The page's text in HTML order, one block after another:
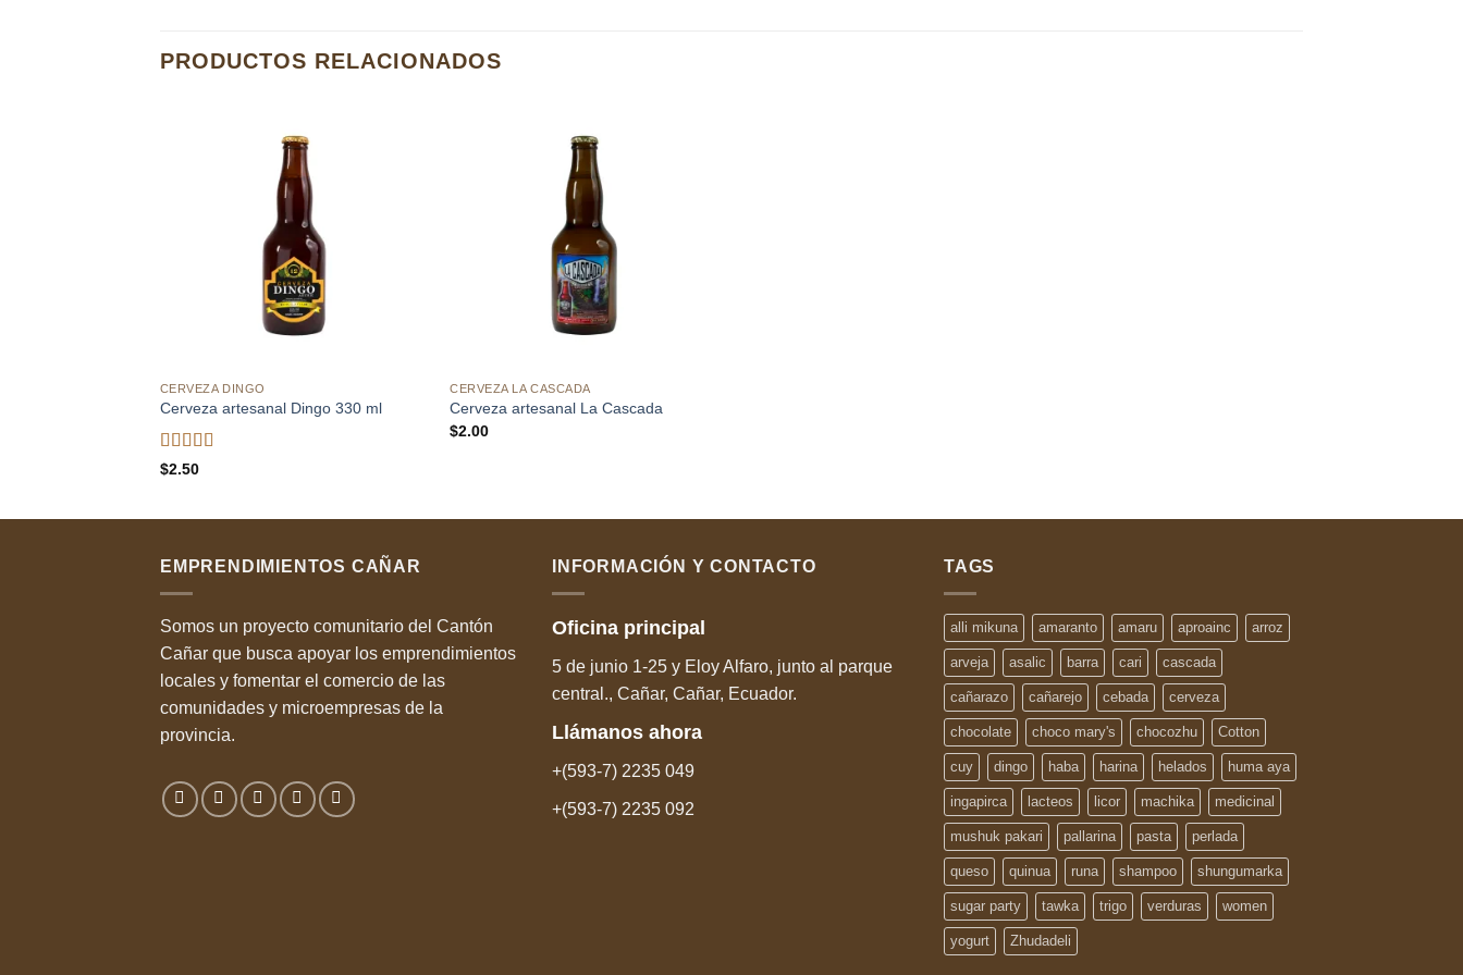
PRODUCTOS RELACIONADOS
CERVEZA DINGO
Cerveza artesanal Dingo 330 ml
Valorado
$2.50
CERVEZA LA CASCADA
Cerveza artesanal La Cascada
$2.00
EMPRENDIMIENTOS CAÑAR
Somos un proyecto comunitario del Cantón
Cañar que busca apoyar los emprendimientos
locales y fomentar el comercio de las
comunidades y microempresas de la
provincia.
INFORMACIÓN Y CONTACTO
Oficina principal
5 de junio 1-25 y Eloy Alfaro, junto al parque
central., Cañar, Cañar, Ecuador.
Llámanos ahora
+(593-7) 2235 049
+(593-7) 2235 092
TAGS
alli mikuna amaranto amaru aproainc arroz
arveja asalic barra cari cascada
cañarazo cañarejo cebada cerveza
chocolate choco mary's chocozhu Cotton
cuy dingo haba harina helados huma aya
ingapirca lacteos licor machika medicinal
mushuk pakari pallarina pasta perlada
queso quinua runa shampoo shungumarka
sugar party tawka trigo verduras women
yogurt Zhudadeli